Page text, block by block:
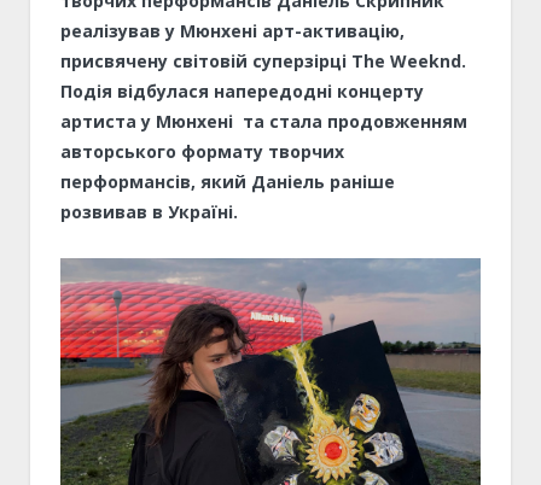
реалізував у Мюнхені арт-активацію,
присвячену світовій суперзірці The Weeknd.
Подія відбулася напередодні концерту
артиста у Мюнхені та стала продовженням
авторського формату творчих
перформансів, який Даніель раніше
розвивав в Україні.